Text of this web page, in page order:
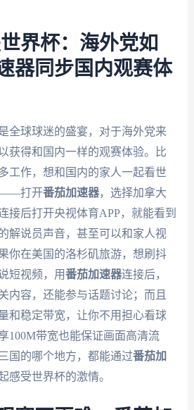
界杯：海外党如
器同步国内观赛体
全球球迷的盛宴，对于海外党来
获得和国内一样的观赛体验。比
工作，想和国内的家人一起看世
——打开番茄加速器，选择加拿大
接后打开央视体育APP，就能看到
解说员声音，甚至可以和家人视
你在美国的洛杉矶旅游，想刷抖
短视频，用番茄加速器连接后，
内容，还能参与话题讨论；而且
和稳定带宽，让你不用担心看球
100M带宽也能保证画面高清流
国的哪个地方，都能通过番茄加
感受世界杯的激情。